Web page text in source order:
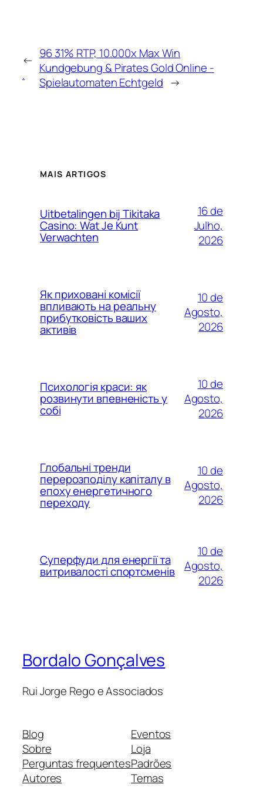
←
.
96 31% RTP, 10.000x Max Win
Kundgebung & Pirates Gold Online -
Spielautomaten Echtgeld →
MAIS ARTIGOS
Uitbetalingen bij Tikitaka
Casino: Wat Je Kunt
Verwachten
16 de
Julho,
2026
Як приховані комісії
впливають на реальну
прибутковість ваших
активів
10 de
Agosto,
2026
Психологія краси: як
розвинути впевненість у
собі
10 de
Agosto,
2026
Глобальні тренди
перерозподілу капіталу в
епоху енергетичного
переходу
10 de
Agosto,
2026
Суперфуди для енергії та
витривалості спортсменів
10 de
Agosto,
2026
Bordalo Gonçalves
Rui Jorge Rego e Associados
Blog
Sobre
Perguntas frequentes
Autores
Eventos
Loja
Padrões
Temas